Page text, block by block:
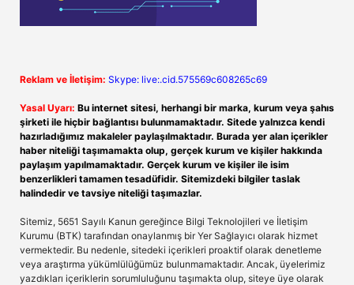
Reklam ve İletişim: Skype: live:.cid.575569c608265c69
Yasal Uyarı: Bu internet sitesi, herhangi bir marka, kurum veya şahıs
şirketi ile hiçbir bağlantısı bulunmamaktadır. Sitede yalnızca kendi
hazırladığımız makaleler paylaşılmaktadır. Burada yer alan içerikler
haber niteliği taşımamakta olup, gerçek kurum ve kişiler hakkında
paylaşım yapılmamaktadır. Gerçek kurum ve kişiler ile isim
benzerlikleri tamamen tesadüfidir. Sitemizdeki bilgiler taslak
halindedir ve tavsiye niteliği taşımazlar.
Sitemiz, 5651 Sayılı Kanun gereğince Bilgi Teknolojileri ve İletişim
Kurumu (BTK) tarafından onaylanmış bir Yer Sağlayıcı olarak hizmet
vermektedir. Bu nedenle, sitedeki içerikleri proaktif olarak denetleme
veya araştırma yükümlülüğümüz bulunmamaktadır. Ancak, üyelerimiz
yazdıkları içeriklerin sorumluluğunu taşımakta olup, siteye üye olarak